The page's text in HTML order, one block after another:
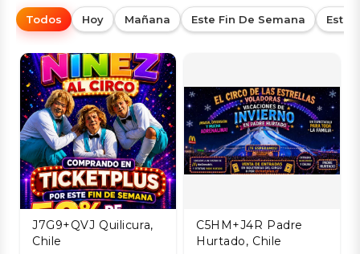
Todos Hoy Mañana Este Fin De Semana Esta
J7G9+QVJ Quilicura,
Chile
C5HM+J4R Padre
Hurtado, Chile